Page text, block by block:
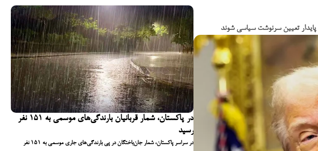
در پاکستان، شمار قربانیان بارندگی‌های موسمی به ۱۵۱ نفر
رسید
در سراسر پاکستان، شمار جان‌باختگان در پی بارندگی‌های جاری موسمی به ۱۵۱ نفر
پایدار تعیین سرنوشت سیاسی شوند